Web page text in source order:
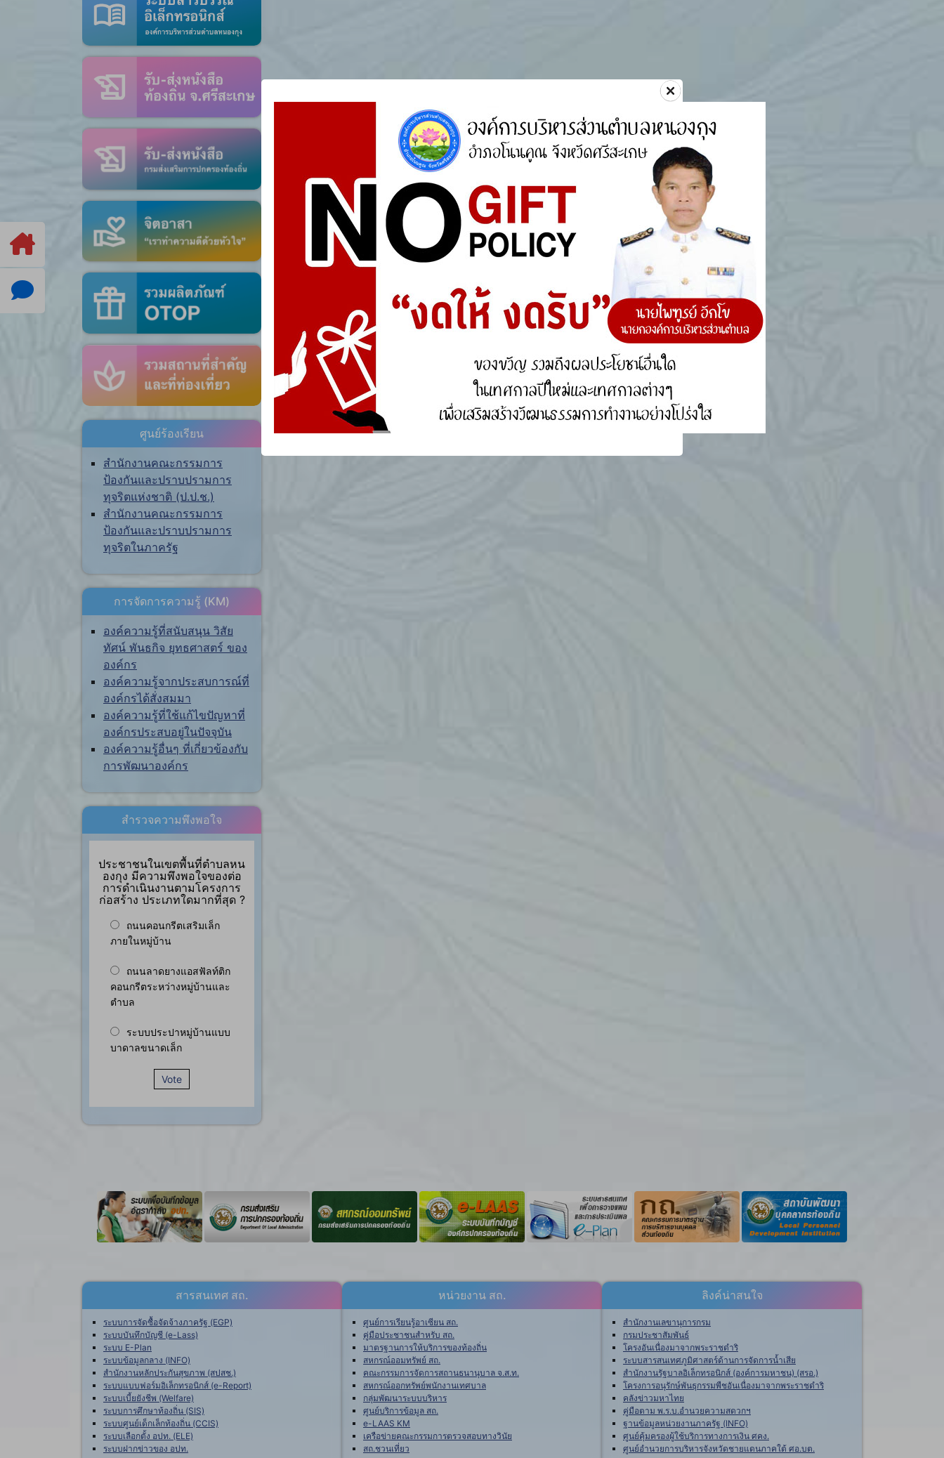
ศูนย์ร้องเรียน
สำนักงานคณะกรรมการ
ป้องกันและปราบปรามการ
ทุจริตแห่งชาติ (ป.ป.ช.)
สำนักงานคณะกรรมการ
ป้องกันและปราบปรามการ
ทุจริตในภาครัฐ
การจัดการความรู้ (KM)
องค์ความรู้ที่สนับสนุน วิสัย
ทัศน์ พันธกิจ ยุทธศาสตร์ ของ
องค์กร
องค์ความรู้จากประสบการณ์ที่
องค์กรได้สั่งสมมา
องค์ความรู้ที่ใช้แก้ไขปัญหาที่
องค์กรประสบอยู่ในปัจจุบัน
องค์ความรู้อื่นๆ ที่เกี่ยวข้องกับ
การพัฒนาองค์กร
สำรวจความพึงพอใจ
ประชาชนในเขตพื้นที่ตำบลหน
องกุง มีความพึงพอใจของต่อ
การดำเนินงานตามโครงการ
ก่อสร้าง ประเภทใดมากที่สุด ?
ถนนคอนกรีตเสริมเล็ก
ภายในหมู่บ้าน
ถนนลาดยางแอสฟัลท์ติก
คอนกรีตระหว่างหมู่บ้านและ
ตำบล
ระบบประปาหมู่บ้านแบบ
บาดาลขนาดเล็ก
Vote
สารสนเทศ สถ.
ระบบการจัดซื้อจัดจ้างภาครัฐ (EGP)
ระบบบันทึกบัญชี (e-Lass)
ระบบ E-Plan
ระบบข้อมูลกลาง (INFO)
สำนักงานหลักประกันสุขภาพ (สปสช.)
ระบบแบบฟอร์มอิเล็กทรอนิกส์ (e-Report)
ระบบเบี้ยยังชีพ (Welfare)
ระบบการศึกษาท้องถิ่น (SIS)
ระบบศูนย์เด็กเล็กท้องถิ่น (CCIS)
ระบบเลือกตั้ง อปท. (ELE)
ระบบฝากข่าวของ อปท.
หน่วยงาน สถ.
ศูนย์การเรียนรู้อาเซียน สถ.
คู่มือประชาชนสำหรับ สถ.
มาตรฐานการให้บริการของท้องถิ่น
สหกรณ์ออมทรัพย์ สถ.
คณะกรรมการจัดการสถานธนานุบาล จ.ส.ท.
สหกรณ์ออกทรัพย์พนักงานเทศบาล
กลุ่มพัฒนาระบบบริหาร
ศูนย์บริการข้อมูล สถ.
e-LAAS KM
เครือข่ายคณะกรรมการตรวจสอบทางวินัย
สถ.ชวนเที่ยว
ลิงค์น่าสนใจ
สำนักงานเลขานุการกรม
กรมประชาสัมพันธ์
โครงอันเนื่องมาจากพระราชดำริ
ระบบสารสนเทศภูมิศาสตร์ด้านการจัดการน้ำเสีย
สำนักงานรัฐบาลอิเล็กทรอนิกส์ (องค์การมหาชน) (สรอ.)
โครงการอนุรักษ์พันธุกรรมพืชอันเนื่องมาจากพระราชดำริ
คลังข่าวมหาไทย
คู่มือตาม พ.ร.บ.อำนวยความสดวกฯ
ฐานข้อมูลหน่วยงานภาครัฐ (INFO)
ศูนย์คุ้มครองผู้ใช้บริการทางการเงิน ศคง.
ศูนย์อำนวยการบริหารจังหวัดชายแดนภาคใต้ ศอ.บต.